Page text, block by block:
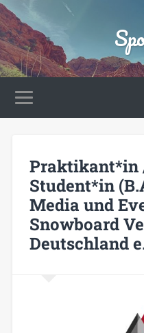
Praktikant*in
Student*in
Media und
Snowboard
Deutschland